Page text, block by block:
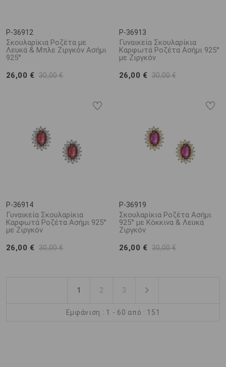
P-36912
Σκουλαρίκια Ροζέτα με
Λευκά & Μπλε Ζιργκόν Ασήμι
925°
26,00 € 30,00 €
P-36913
Γυναικεία Σκουλαρίκια
Καρφωτά Ροζέτα Ασήμι 925°
με Ζιργκόν
26,00 € 30,00 €
P-36914
Γυναικεία Σκουλαρίκια
Καρφωτά Ροζέτα Ασήμι 925°
με Ζιργκόν
26,00 € 30,00 €
P-36919
Σκουλαρίκια Ροζέτα Ασήμι
925° με Κόκκινα & Λευκά
Ζιργκόν
26,00 € 30,00 €
1 2 3
Εμφάνιση : 1 - 60 από : 151